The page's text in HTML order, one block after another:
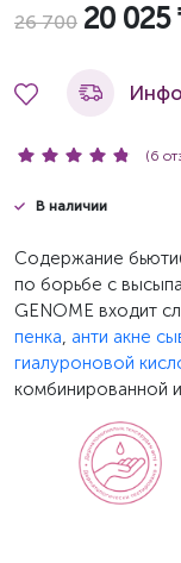
26 700 20 025
(6
В наличии
Содержание
по борьбе с
GENOME входит
пенка, анти акне
гиалуроновой
комбинированной